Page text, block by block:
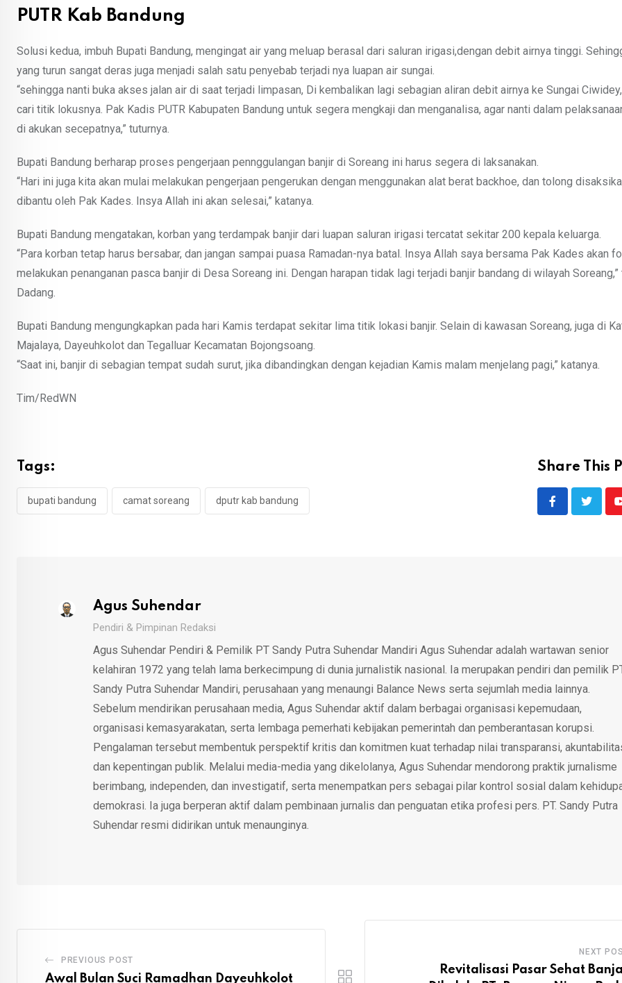
PUTR Kab Bandung
Solusi kedua, imbuh Bupati Bandung, mengingat air yang meluap berasal dari saluran irigasi,dengan debit airnya tinggi.
yang turun sangat deras juga menjadi salah satu penyebab terjadi nya luapan air sungai.
“sehingga nanti buka akses jalan air di saat terjadi limpasan, Di kembalikan lagi sebagian aliran debit airnya ke Sungai
cari titik lokusnya. Pak Kadis PUTR Kabupaten Bandung untuk segera mengkaji dan menganalisa, agar nanti dalam
di akukan secepatnya,” tuturnya.
Bupati Bandung berharap proses pengerjaan pennggulangan banjir di Soreang ini harus segera di laksanakan.
“Hari ini juga kita akan mulai melakukan pengerjaan pengerukan dengan menggunakan alat berat backhoe, dan tolong
dibantu oleh Pak Kades. Insya Allah ini akan selesai,” katanya.
Bupati Bandung mengatakan, korban yang terdampak banjir dari luapan saluran irigasi tercatat sekitar 200 kepala keluarga.
“Para korban tetap harus bersabar, dan jangan sampai puasa Ramadan-nya batal. Insya Allah saya bersama Pak Kades akan
melakukan penanganan pasca banjir di Desa Soreang ini. Dengan harapan tidak lagi terjadi banjir bandang di wilayah Soreang,”
Dadang.
Bupati Bandung mengungkapkan pada hari Kamis terdapat sekitar lima titik lokasi banjir. Selain di kawasan Soreang, juga di
Majalaya, Dayeuhkolot dan Tegalluar Kecamatan Bojongsoang.
“Saat ini, banjir di sebagian tempat sudah surut, jika dibandingkan dengan kejadian Kamis malam menjelang pagi,” katanya.
Tim/RedWN
Tags:
bupati bandung camat soreang dputr kab bandung
Share This
Agus Suhendar
Pendiri & Pimpinan Redaksi
Agus Suhendar Pendiri & Pemilik PT Sandy Putra Suhendar Mandiri Agus Suhendar adalah wartawan senior
kelahiran 1972 yang telah lama berkecimpung di dunia jurnalistik nasional. Ia merupakan pendiri dan pemilik
Sandy Putra Suhendar Mandiri, perusahaan yang menaungi Balance News serta sejumlah media lainnya.
Sebelum mendirikan perusahaan media, Agus Suhendar aktif dalam berbagai organisasi kepemudaan,
organisasi kemasyarakatan, serta lembaga pemerhati kebijakan pemerintah dan pemberantasan korupsi.
Pengalaman tersebut membentuk perspektif kritis dan komitmen kuat terhadap nilai transparansi,
dan kepentingan publik. Melalui media-media yang dikelolanya, Agus Suhendar mendorong praktik jurnalisme
berimbang, independen, dan investigatif, serta menempatkan pers sebagai pilar kontrol sosial dalam
demokrasi. Ia juga berperan aktif dalam pembinaan jurnalis dan penguatan etika profesi pers. PT. Sandy Putra
Suhendar resmi didirikan untuk menaunginya.
PREVIOUS POST
Awal Bulan Suci Ramadhan Dayeuhkolot
NEXT
Revitalisasi Pasar Sehat